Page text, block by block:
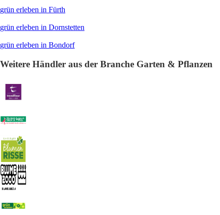
grün erleben in Fürth
grün erleben in Dornstetten
grün erleben in Bondorf
Weitere Händler aus der Branche Garten & Pflanzen